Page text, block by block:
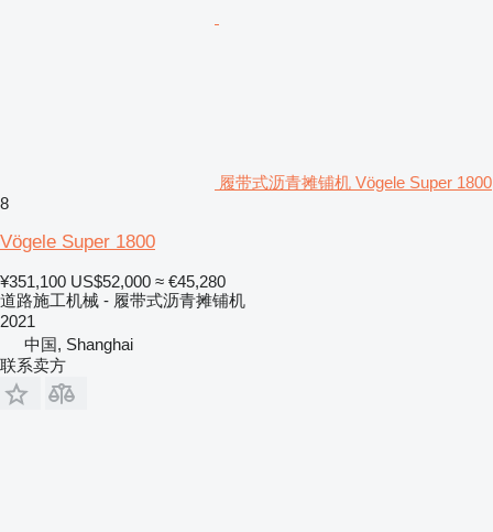
履带式沥青摊铺机 Vögele Super 1800
8
Vögele Super 1800
¥351,100 US$52,000 ≈ €45,280
道路施工机械 - 履带式沥青摊铺机
2021
中国, Shanghai
联系卖方